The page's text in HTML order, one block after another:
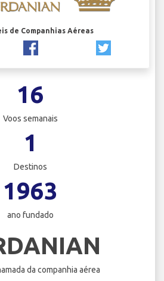
de Companhias Aéreas
16
Voos semanais
1
Destinos
1963
ano fundado
da companhia aérea